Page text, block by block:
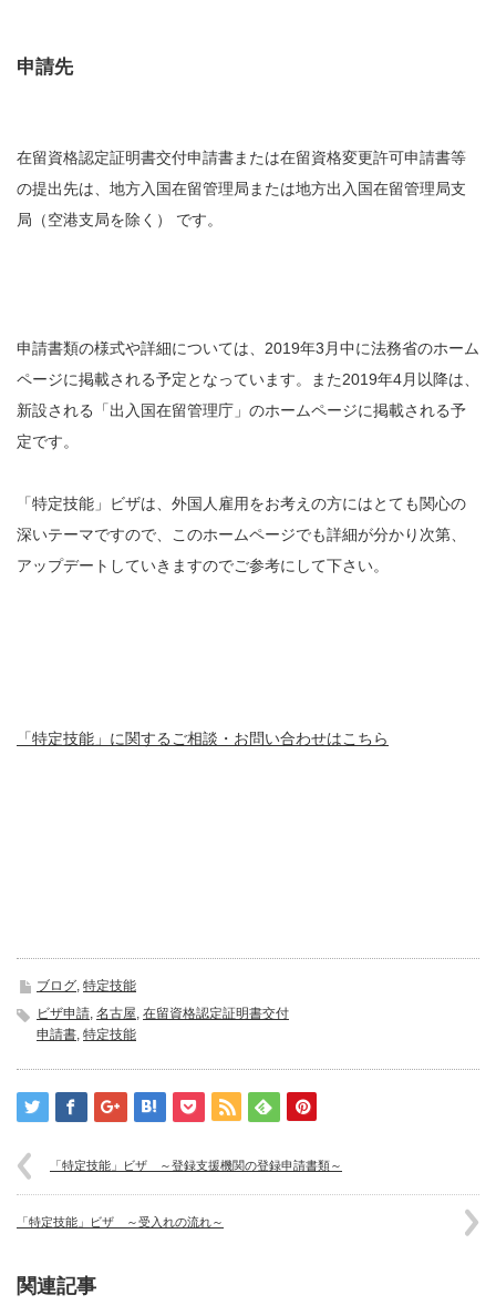
申請先
在留資格認定証明書交付申請書または在留資格変更許可申請書等
の提出先は、地方入国在留管理局または地方出入国在留管理局支
局（空港支局を除く） です。
申請書類の様式や詳細については、2019年3月中に法務省のホーム
ページに掲載される予定となっています。また2019年4月以降は、
新設される「出入国在留管理庁」のホームページに掲載される予
定です。
「特定技能」ビザは、外国人雇用をお考えの方にはとても関心の
深いテーマですので、このホームページでも詳細が分かり次第、
アップデートしていきますのでご参考にして下さい。
「特定技能」に関するご相談・お問い合わせはこちら
ブログ, 特定技能
ビザ申請, 名古屋, 在留資格認定証明書交付
申請書, 特定技能
「特定技能」ビザ ～登録支援機関の登録申請書類～
「特定技能」ビザ ～受入れの流れ～
関連記事